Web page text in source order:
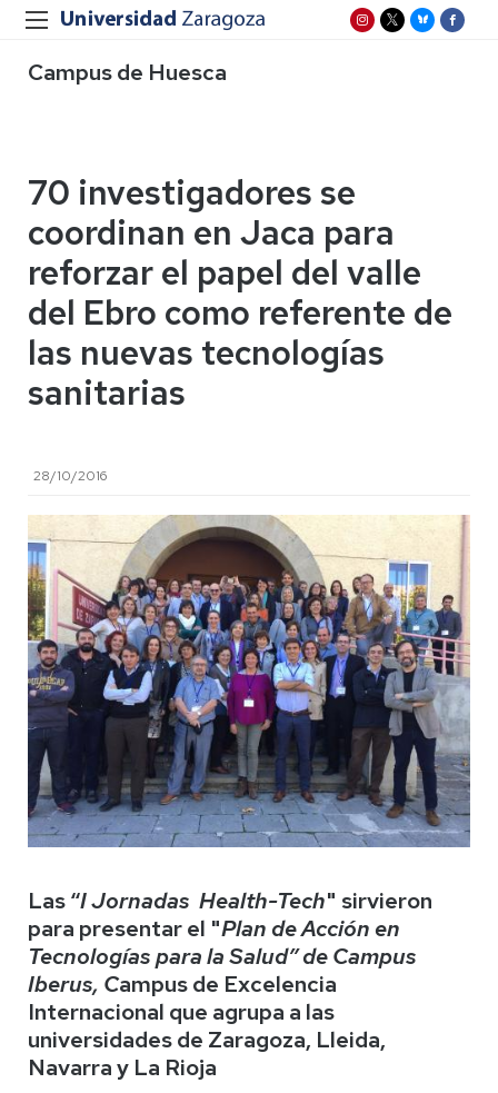
Campus de Huesca
70 investigadores se
coordinan en Jaca para
reforzar el papel del valle
del Ebro como referente de
las nuevas tecnologías
sanitarias
28/10/2016
Las “I Jornadas Health-Tech" sirvieron
para presentar el "Plan de Acción en
Tecnologías para la Salud”de Campus
Iberus, Campus de Excelencia
Internacional que agrupa a las
universidades de Zaragoza, Lleida,
Navarra y La Rioja